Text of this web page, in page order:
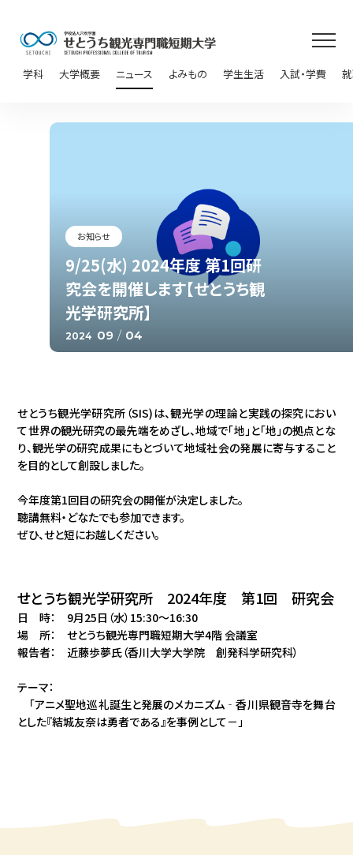
学科 大学概要 ニュース よみもの 学生生活 入試・学費
お知らせ
9/25(水) 2024年度 第1回研
究会を開催します【せとうち観
光学研究所】
2024 09 / 04
せとうち観光学研究所（SIS)は、観光学の理論と実践の探究におい
て世界の観光研究の最先端をめざし、地域で「地」と「地」の拠点とな
り、観光学の研究成果にもとづいて地域社会の発展に寄与すること
を目的として創設しました。
今年度第1回目の研究会の開催が決定しました。
聴講無料・どなたでも参加できます。
ぜひ、せと短にお越しください。
せとうち観光学研究所 2024年度 第1回 研究会
日 時： 9月25日（水）15:30～16:30
場 所： せとうち観光専門職短期大学4階 会議室
報告者： 近藤歩夢氏（香川大学大学院 創発科学研究科）
テーマ：
「アニメ聖地巡礼誕生と発展のメカニズム‐香川県観音寺を舞台
とした『結城友奈は勇者である』を事例として－」